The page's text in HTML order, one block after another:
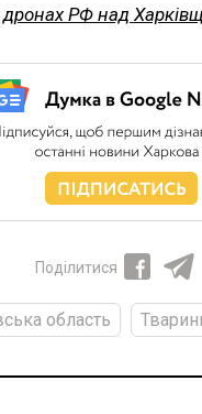
РФ над
Поділитися
область